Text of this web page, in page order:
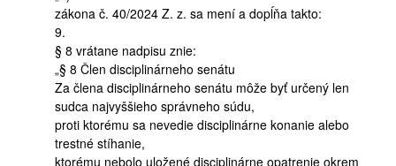
zákona č. 40/2024 Z. z. sa mení a dopĺňa takto:
9.
§ 8 vrátane nadpisu znie:
„§ 8 Člen disciplinárneho senátu
Za člena disciplinárneho senátu môže byť určený len
sudca najvyššieho správneho súdu,
proti ktorému sa nevedie disciplinárne konanie alebo
trestné stíhanie,
ktorému nebolo uložené disciplinárne opatrenie okrem